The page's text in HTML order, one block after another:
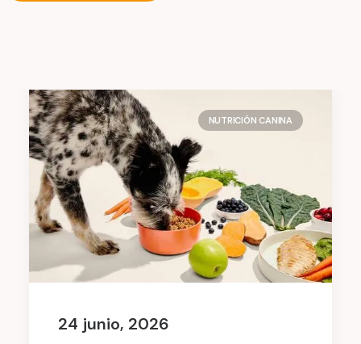
NUTRICIÓN CANINA
24 junio, 2026